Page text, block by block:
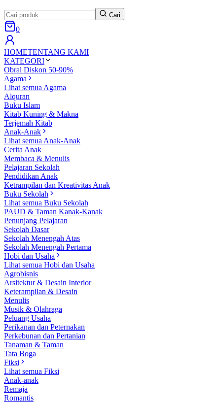
Cari
0
HOMETENTANG KAMI
KATEGORI
Obral Diskon 50-90%
Agama
Lihat semua Agama
Alquran
Buku Islam
Kitab Kuning & Makna
Terjemah Kitab
Anak-Anak
Lihat semua Anak-Anak
Cerita Anak
Membaca & Menulis
Pelajaran Sekolah
Pendidikan Anak
Ketrampilan dan Kreativitas Anak
Buku Sekolah
Lihat semua Buku Sekolah
PAUD & Taman Kanak-Kanak
Penunjang Pelajaran
Sekolah Dasar
Sekolah Menengah Atas
Sekolah Menengah Pertama
Hobi dan Usaha
Lihat semua Hobi dan Usaha
Agrobisnis
Arsitektur & Desain Interior
Keterampilan & Desain
Menulis
Musik & Olahraga
Peluang Usaha
Perikanan dan Peternakan
Perkebunan dan Pertanian
Tanaman & Taman
Tata Boga
Fiksi
Lihat semua Fiksi
Anak-anak
Remaja
Romantis